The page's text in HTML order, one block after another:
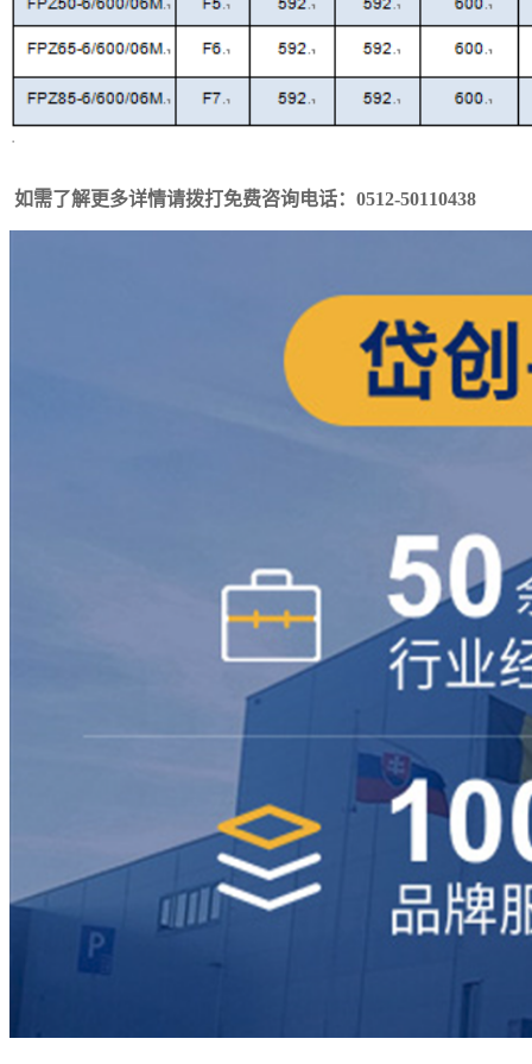
如需了解更多详情请拨打免费咨询电话：0512-50110438